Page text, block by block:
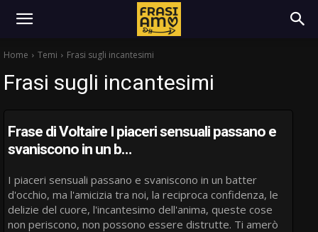
Home Temi Frasi sugli incantesimi
Frasi sugli incantesimi
Frase di Voltaire I piaceri sensuali passano e
svaniscono in un b…
I piaceri sensuali passano e svaniscono in un batter
d'occhio, ma l'amicizia tra noi, la reciproca confidenza, le
delizie del cuore, l'incantesimo dell'anima, queste cose
non periscono, non possono essere distrutte. Ti amerò